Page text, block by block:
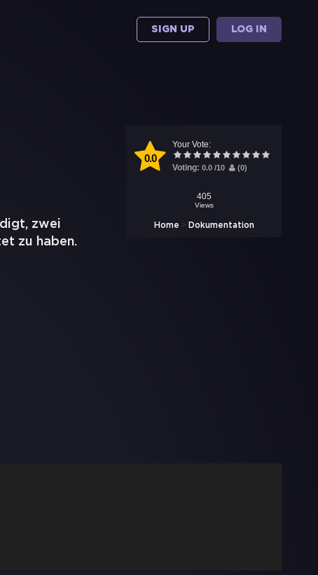
SIGN UP LOG IN
0.0
Your Vote:
Voting: 0.0 /10 (0)
405
Views
Home > Dokumentation
zwei
zu haben.